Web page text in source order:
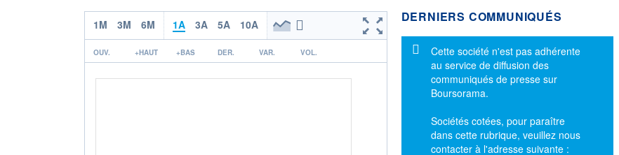
1M 3M 6M 1A 3A 5A 10A
OUV. +HAUT +BAS DER. VAR. VOL.
DERNIERS COMMUNIQUÉS
Message d'information
Cette société n'est pas adhérente
au service de diffusion des
communiqués de presse sur
Boursorama.
Sociétés cotées, pour paraître
dans cette rubrique, veuillez nous
contacter à l'adresse suivante :